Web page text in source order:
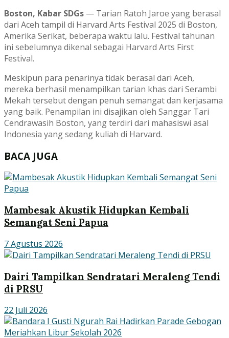
Boston, Kabar SDGs — Tarian Ratoh Jaroe yang berasal
dari Aceh tampil di Harvard Arts Festival 2025 di Boston,
Amerika Serikat, beberapa waktu lalu. Festival tahunan
ini sebelumnya dikenal sebagai Harvard Arts First
Festival.
Meskipun para penarinya tidak berasal dari Aceh,
mereka berhasil menampilkan tarian khas dari Serambi
Mekah tersebut dengan penuh semangat dan kerjasama
yang baik. Penampilan ini disajikan oleh Sanggar Tari
Cendrawasih Boston, yang terdiri dari mahasiswi asal
Indonesia yang sedang kuliah di Harvard.
BACA JUGA
Mambesak Akustik Hidupkan Kembali
Semangat Seni Papua
7 Agustus 2026
Dairi Tampilkan Sendratari Meraleng Tendi
di PRSU
22 Juli 2026